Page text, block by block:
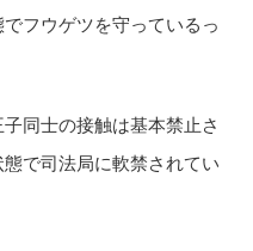
フウゲツを守っているっ
同士の接触は基本禁止さ
で司法局に軟禁されてい